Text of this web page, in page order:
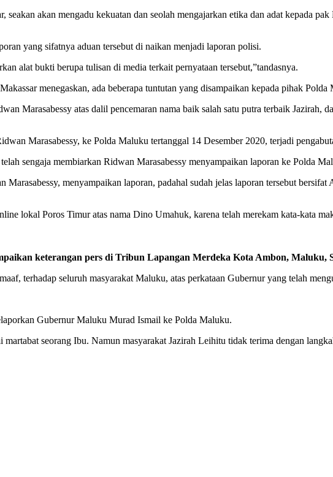
akan mengadu kekuatan dan seolah mengajarkan etika dan adat kepada
yang sifatnya aduan tersebut di naikan menjadi laporan polisi.
alat bukti berupa tulisan di media terkait pernyataan tersebut,”tandasnya.
menegaskan, ada beberapa tuntutan yang disampaikan kepada pihak Polda
Marasabessy atas dalil pencemaran nama baik salah satu putra terbaik Jazirah,
Marasabessy, ke Polda Maluku tertanggal 14 Desember 2020, terjadi
sengaja membiarkan Ridwan Marasabessy menyampaikan laporan ke Polda
menyampaikan laporan, padahal sudah jelas laporan tersebut bersifat
lokal Poros Timur atas nama Dino Umahuk, karena telah merekam kata-kata
keterangan pers di Tribun Lapangan Merdeka Kota Ambon, Maluku,
terhadap seluruh masyarakat Maluku, atas perkataan Gubernur yang telah
Gubernur Maluku Murad Ismail ke Polda Maluku.
seorang Ibu. Namun masyarakat Jazirah Leihitu tidak terima dengan